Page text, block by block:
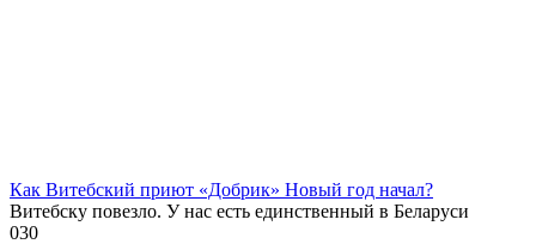
Как Витебский приют «Добрик» Новый год начал?
Витебску повезло. У нас есть единственный в Беларуси
030